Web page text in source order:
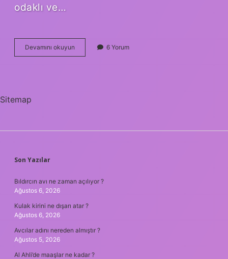
odaklı ve…
Devamını okuyun
faydalı
6 Yorum
Sitemap
SIDEBAR
Son Yazılar
Bıldırcın avı ne zaman açılıyor ?
Ağustos 6, 2026
Kulak kirini ne dışarı atar ?
Ağustos 6, 2026
Avcılar adını nereden almıştır ?
Ağustos 5, 2026
Al Ahli’de maaşlar ne kadar ?